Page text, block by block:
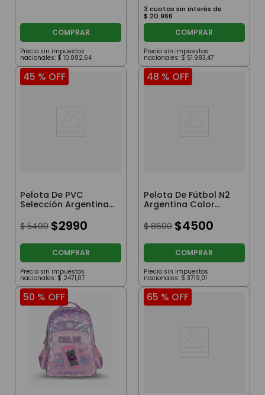
COMPRAR
Precio sin impuestos
nacionales: $ 10.082,64
3 cuotas sin interés de
$ 20.966
COMPRAR
Precio sin impuestos
nacionales: $ 51.983,47
45 % OFF
Pelota De PVC
Selección Argentina
$ 5400 $2990
COMPRAR
Precio sin impuestos
nacionales: $ 2471,07
48 % OFF
Pelota De Fútbol N2
Argentina Color
$ 8600 $4500
COMPRAR
Precio sin impuestos
nacionales: $ 3719,01
50 % OFF 65 % OFF